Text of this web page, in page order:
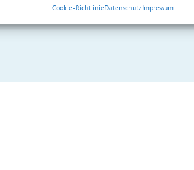
Cookie-RichtlinieDatenschutzImpressum